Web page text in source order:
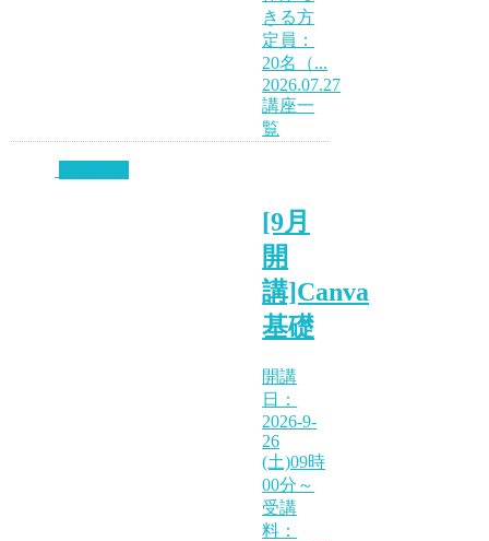
きる方
定員：
20名（...
2026.07.27
講座一
覧
[9月
開
講]Canva
基礎
開講
日：
2026-9-
26
(土)09時
00分～
受講
料：